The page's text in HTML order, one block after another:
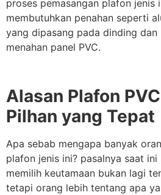
proses pemasangan plafon jenis
membutuhkan penahan seperti
yang dipasang pada dinding
menahan panel PVC.
Alasan Plafon
Pilhan yang Tepat
Apa sebab mengapa banyak
plafon jenis ini? pasalnya saat
memilih keutamaan bukan lagi
tetapi orang lebih tentang apa